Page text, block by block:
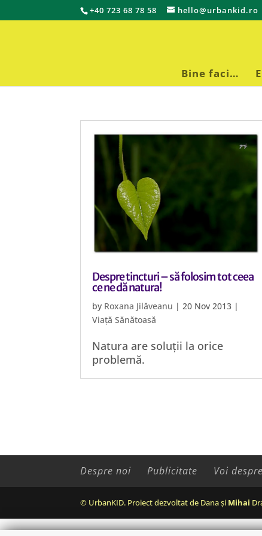
+40 723 68 78 58 hello@urbankid.ro
Bine faci…
Despre tincturi – să folosim tot ceea
ce ne dă natura!
by Roxana Jilăveanu |20 Nov 2013 |
Viață Sănătoasă
Natura are soluții la orice
problemă.
Despre noi Publicitate Voi
© UrbanKID. Proiect dezvoltat de Dana și Mihai